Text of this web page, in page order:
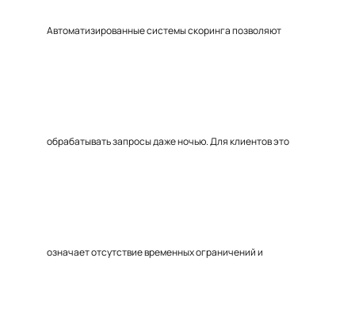
Автоматизированные системы скоринга позволяют
обрабатывать запросы даже ночью. Для клиентов это
означает отсутствие временных ограничений и